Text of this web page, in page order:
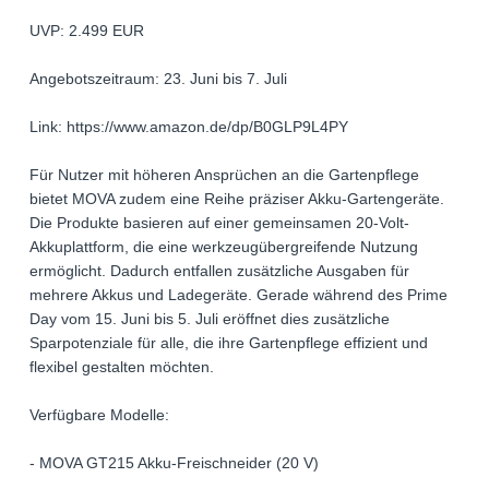
UVP: 2.499 EUR
Angebotszeitraum: 23. Juni bis 7. Juli
Link: https://www.amazon.de/dp/B0GLP9L4PY
Für Nutzer mit höheren Ansprüchen an die Gartenpflege
bietet MOVA zudem eine Reihe präziser Akku-Gartengeräte.
Die Produkte basieren auf einer gemeinsamen 20-Volt-
Akkuplattform, die eine werkzeugübergreifende Nutzung
ermöglicht. Dadurch entfallen zusätzliche Ausgaben für
mehrere Akkus und Ladegeräte. Gerade während des Prime
Day vom 15. Juni bis 5. Juli eröffnet dies zusätzliche
Sparpotenziale für alle, die ihre Gartenpflege effizient und
flexibel gestalten möchten.
Verfügbare Modelle:
- MOVA GT215 Akku-Freischneider (20 V)